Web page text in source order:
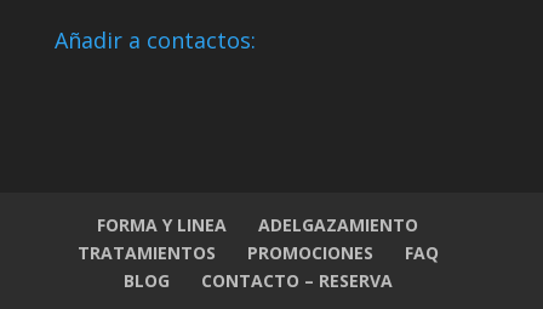
Añadir a contactos:
FORMA Y LINEA
ADELGAZAMIENTO
TRATAMIENTOS
PROMOCIONES
FAQ
BLOG
CONTACTO – RESERVA